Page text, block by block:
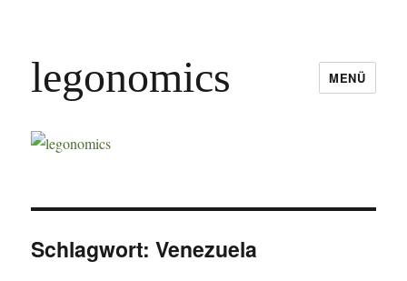
legonomics MENÜ
Schlagwort:Venezuela